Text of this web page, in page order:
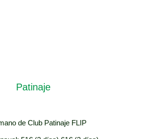
Patinaje
de Club Patinaje FLIP